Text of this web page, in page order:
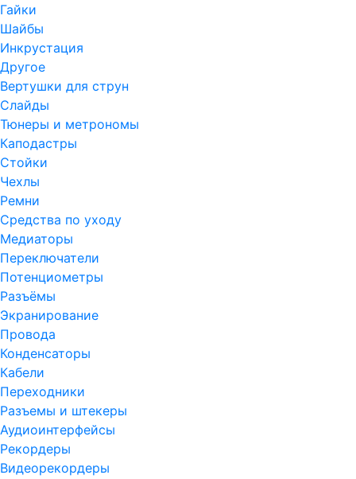
Гайки
Шайбы
Инкрустация
Другое
Вертушки для струн
Слайды
Тюнеры и метрономы
Каподастры
Стойки
Чехлы
Ремни
Средства по уходу
Медиаторы
Переключатели
Потенциометры
Разъёмы
Экранирование
Провода
Конденсаторы
Кабели
Переходники
Разъемы и штекеры
Аудиоинтерфейсы
Рекордеры
Видеорекордеры